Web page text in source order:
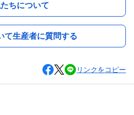
ちについて
て生産者に質問する
リンクをコピー